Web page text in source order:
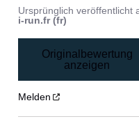
Ursprünglich veröffentlicht
i-run.fr (fr)
Originalbewertung
anzeigen
Melden